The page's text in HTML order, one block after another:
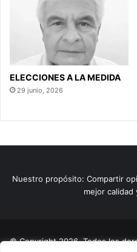
ELECCIONES A LA MEDIDA
29 junio, 2026
Nuestro propósito: Compartir
mejor calidad
© Copyright 2026, Todos los